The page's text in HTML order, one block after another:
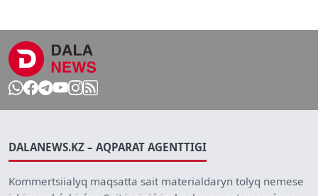
DALANEWS.KZ – AQPARAT AGENTTIGI
Kommertsiialyq maqsatta sait materialdaryn tolyq nemese